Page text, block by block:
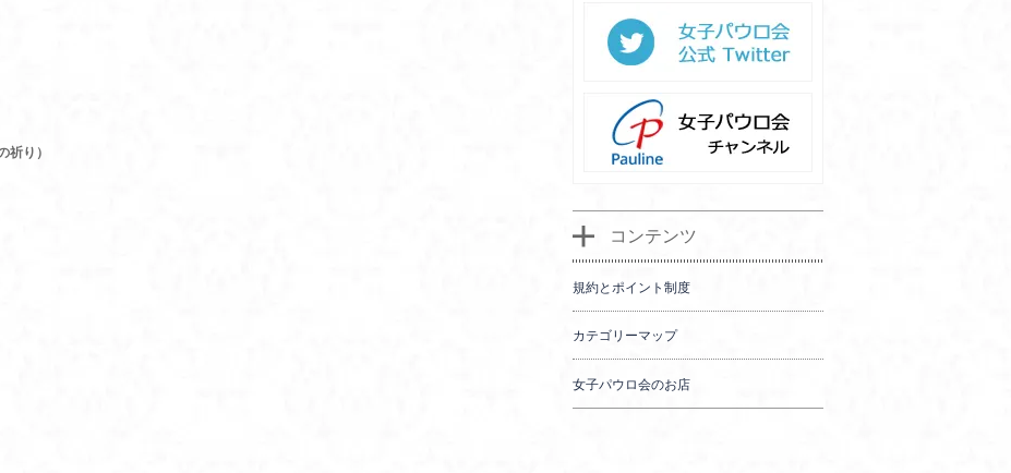
り）
コンテンツ
規約とポイント制度
カテゴリーマップ
女子パウロ会のお店